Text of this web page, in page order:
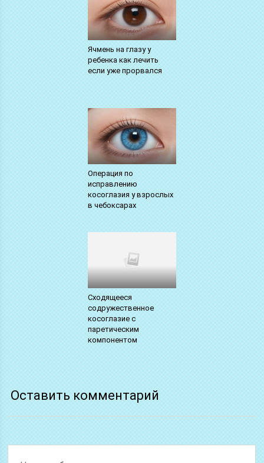
Ячмень на глазу у
ребенка как лечить
если уже прорвался
Операция по
исправлению
косоглазия у взрослых
в чебоксарах
Сходящееся
содружественное
косоглазие с
паретическим
компонентом
Оставить комментарий